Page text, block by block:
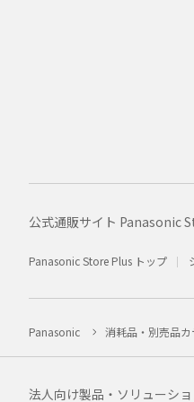
公式通販サイト Panasonic
Panasonic Store Plus トップ
Panasonic 消耗品・別売品
法人向け製品・ソリューシ